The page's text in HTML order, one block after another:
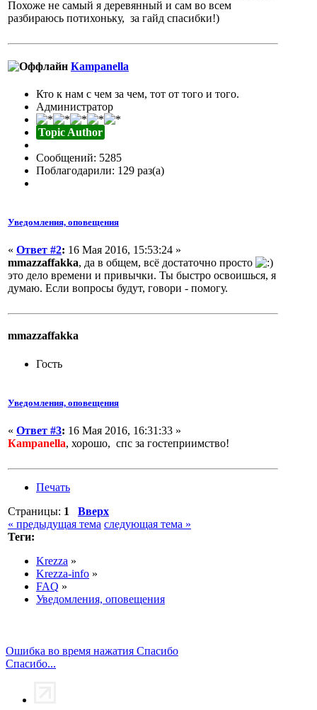
Похоже не самый я деревянный и сам во всем
разбираюсь потихоньку, за гайд спасибки!)
Кampanella
Кто к нам с чем за чем, тот от того и того.
Администратор
Topic Author
Сообщений: 5285
Поблагодарили: 129 раз(а)
Уведомления, оповещения
« Ответ #2: 16 Мая 2016, 15:53:24 »
mmazzaffakka, да в общем, всё достаточно просто
это дело времени и привычки. Ты быстро освоишься, я
думаю. Если вопросы будут, говори - помогу.
mmazzaffakka
Гость
Уведомления, оповещения
« Ответ #3: 16 Мая 2016, 16:31:33 »
Кampanella, хорошо, спс за гостеприимство!
Печать
Страницы: 1
Вверх
« предыдущая тема следующая тема »
Теги:
Krezza »
Krezza-info »
FAQ »
Уведомления, оповещения
Ошибка во время нажатия Спасибо
Спасибо...